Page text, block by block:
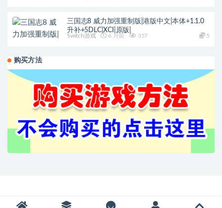
三国志8 威力加强重制版|港版中文|本体+1.1.0
升补+5DLC|XCI|原版|
Switch游戏 6 月前 357 5
购买方法